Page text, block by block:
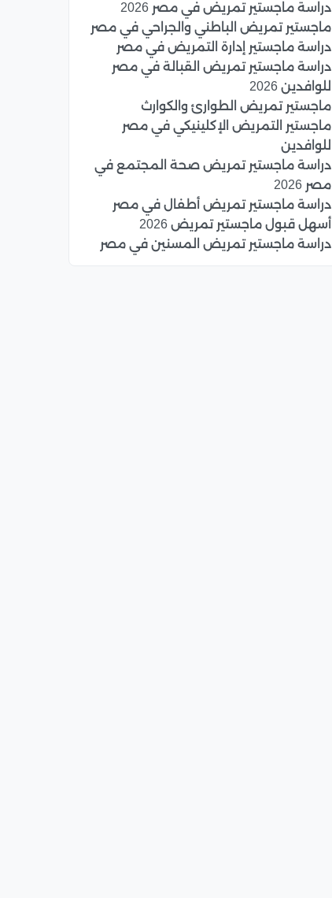
دراسة ماجستير تمريض في مصر 2026
ماجستير تمريض الباطني والجراحي في مصر
دراسة ماجستير إدارة التمريض في مصر
دراسة ماجستير تمريض القبالة في مصر
للوافدين 2026
ماجستير تمريض الطوارئ والكوارث
ماجستير التمريض الإكلينيكي في مصر
للوافدين
دراسة ماجستير تمريض صحة المجتمع في
مصر 2026
دراسة ماجستير تمريض أطفال في مصر
أسهل قبول ماجستير تمريض 2026
دراسة ماجستير تمريض المسنين في مصر